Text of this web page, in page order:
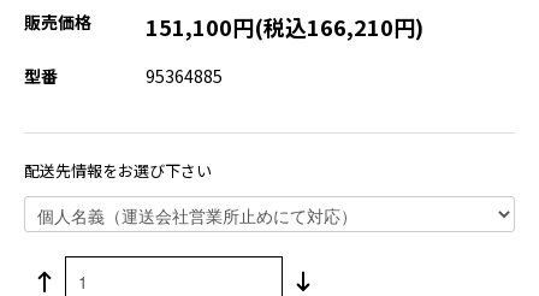
販売価格 151,100円(税込166,210円)
型番 95364885
配送先情報をお選び下さい